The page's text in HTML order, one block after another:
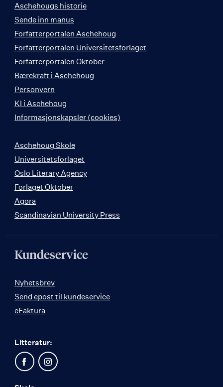
Aschehougs historie
Sende inn manus
Forfatterportalen Aschehoug
Forfatterportalen Universitetsforlaget
Forfatterportalen Oktober
Bærekraft i Aschehoug
Personvern
KI i Aschehoug
Informasjonskapsler (cookies)
Aschehoug Skole
Universitetsforlaget
Oslo Literary Agency
Forlaget Oktober
Agora
Scandinavian University Press
Kundeservice
Nyhetsbrev
Send epost til kundeservice
eFaktura
Litteratur: